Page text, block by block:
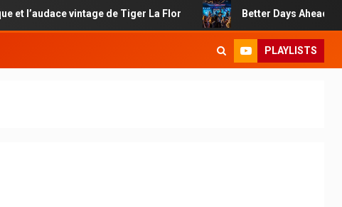
de Tiger La Flor Better Days Ahead : le country-
PLAYLISTS